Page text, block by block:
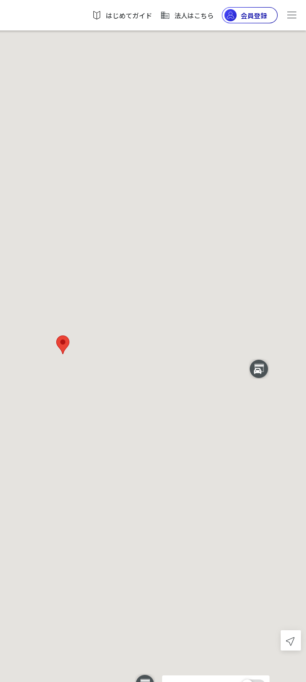
はじめてガイド 法人はこちら 会員登録